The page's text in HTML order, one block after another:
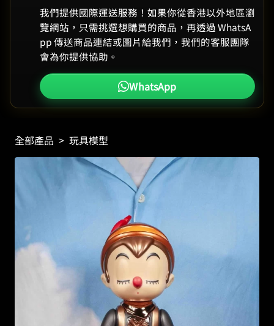
我們提供國際運送服務！如果你從香港以外地區瀏
覽網站，只需挑選想購買的商品，再透過 WhatsA
pp 傳送商品連結或圖片給我們，我們的客服團隊
會為你提供協助。
WhatsApp
全部產品 > 玩具模型